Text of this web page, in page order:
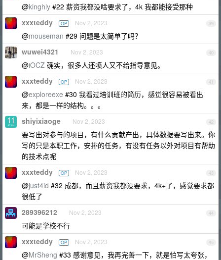
@kinghly #22 薪资我都没啥要求了，4k 我都能接受那种
39
xxxteddy OP Nov 2, 2023
@mouseman #29 问题是太简单了吗？
40
wuwei4321 Nov 2, 2023
@iOCZ 确实，很多人还喷人又不给指导意见。
41
xxxteddy OP Nov 2, 2023
@exploreexe #30 我看过培训班的简历，感觉很容易被看出
来，都是一样的结构。。。
42
shiyixiaoge Nov 2, 2023
要写出对参与的项目，有什么贡献产出，具体数据要写出来。你
写的只是本职工作，安排的任务，有没有任务以外对项目有帮助
的技术点呢
43
xxxteddy OP Nov 2, 2023
@just4id #32 成都，而且薪资我都没要求，4k+了，感觉要求都
很低了
44
289396212 Nov 2, 2023
可能是学校不行
45
xxxteddy OP Nov 2, 2023
@MrSheng #33 感谢意见，我再完善一下，就是怕写太夸张，